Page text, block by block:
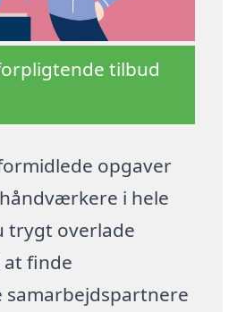
tilbud
opgaver
i hele
trygt overlade
at finde
samarbejdspartnere